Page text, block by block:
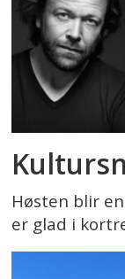
Høsten blir
er glad i